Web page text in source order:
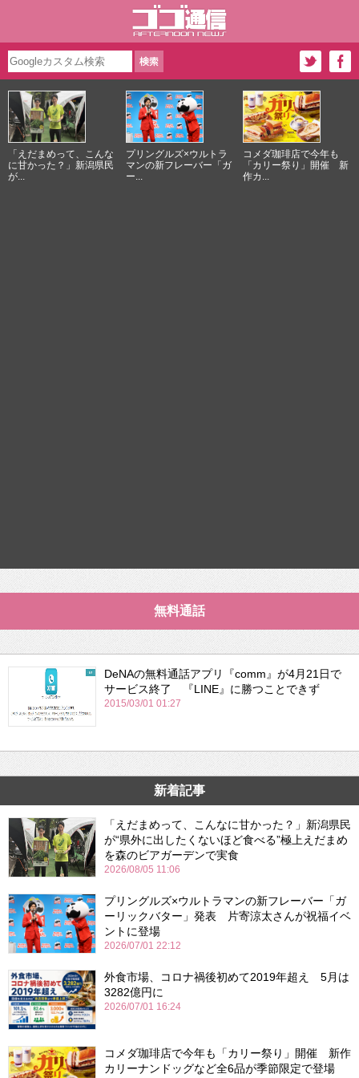
「えだまめって、こんな
に甘かった？」新潟県民
が...
プリングルズ×ウルトラ
マンの新フレーバー「ガ
ー...
コメダ珈琲店で今年も
「カリー祭り」開催 新
作カ...
無料通話
DeNAの無料通話アプリ『comm』が4月21日で
サービス終了 『LINE』に勝つことできず
2015/03/01 01:27
新着記事
「えだまめって、こんなに甘かった？」新潟県民
が“県外に出したくないほど食べる”極上えだまめ
を森のビアガーデンで実食
2026/08/05 11:06
プリングルズ×ウルトラマンの新フレーバー「ガ
ーリックバター」発表 片寄涼太さんが祝福イベ
ントに登場
2026/07/01 22:12
外食市場、コロナ禍後初めて2019年超え 5月は
3282億円に
2026/07/01 16:24
コメダ珈琲店で今年も「カリー祭り」開催 新作
カリーナンドッグなど全6品が季節限定で登場